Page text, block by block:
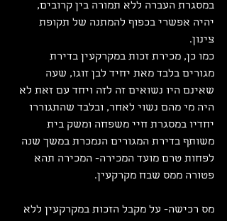
במסגרת העברה ללא תמורה בין קרובים,
יהיה אפשרי בכפוף להמתנה של תקופת
צינון.
כמו כן, מכירת זכות במקרקעין בדירת
מגורים בלבד מאת יחיד לבן זוגו, שעה
שאינם היו נשואים זה לזה ויחד עם זאת לא
היה מי מהם נשוי לאחר, ובלבד שהתגוררו
יחדיו במסגרת חיי משפחה ומשק בית
משותף בדירת המגורים הנמכרת במשך שנה
לפחות טרם מועד המכירה- המכירה תהא
פטורה ממס שבח מקרקעין.
מס רכישה- על מקבל הזכות במקרקעין ללא